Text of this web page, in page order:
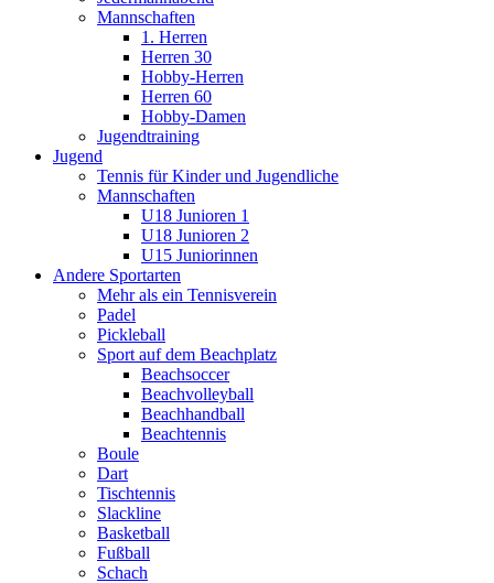
Mannschaften
1. Herren
Herren 30
Hobby-Herren
Herren 60
Hobby-Damen
Jugendtraining
Jugend
Tennis für Kinder und Jugendliche
Mannschaften
U18 Junioren 1
U18 Junioren 2
U15 Juniorinnen
Andere Sportarten
Mehr als ein Tennisverein
Padel
Pickleball
Sport auf dem Beachplatz
Beachsoccer
Beachvolleyball
Beachhandball
Beachtennis
Boule
Dart
Tischtennis
Slackline
Basketball
Fußball
Schach